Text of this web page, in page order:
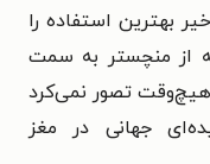
بهترین استفاده را
از منچستر به سمت
تصور نمی‌کرد
جهانی در مغز